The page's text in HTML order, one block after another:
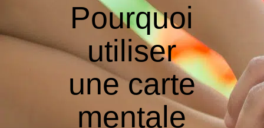
Pourquoi
utiliser
une carte
mentale